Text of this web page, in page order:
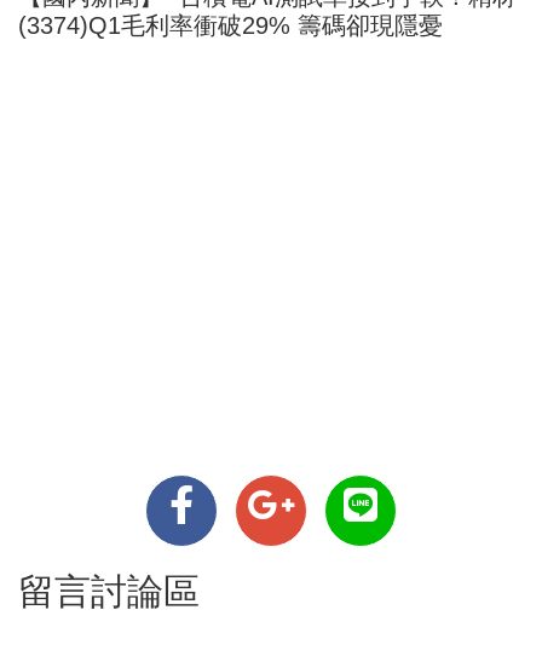
(3374)Q1毛利率衝破29% 籌碼卻現隱憂
留言討論區